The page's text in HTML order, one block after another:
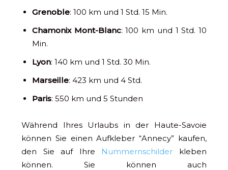
Grenoble: 100 km und 1 Std. 15 Min.
Chamonix Mont-Blanc: 100 km und 1 Std. 10
Min.
Lyon: 140 km und 1 Std. 30 Min.
Marseille: 423 km und 4 Std.
Paris: 550 km und 5 Stunden
Während Ihres Urlaubs in der Haute-Savoie
können Sie einen Aufkleber “Annecy” kaufen,
den Sie auf Ihre Nummernschilder kleben
können. Sie können auch